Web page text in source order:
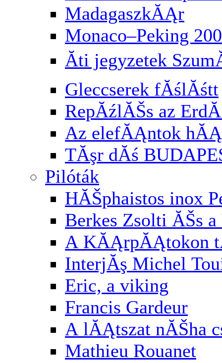
MadagaszkĂĄr
Monaco–Peking
Ăti jegyzetek
Gleccserek fĂślĂśtt
RepĂźlĂŠs az
Az elefĂĄntok
TĂşr dĂś
Pilóták
HĂŠphaistos inox
Berkes Zsolti ĂŠs
A KĂĄrpĂĄtokon
InterjĂş Michel
Eric, a viking
Francis Gardeur
A lĂĄtszat nĂŠha
Mathieu Rouanet